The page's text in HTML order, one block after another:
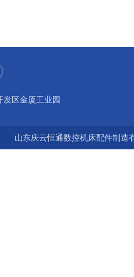
发区金厦工业园
山东庆云恒通数控机床配件制